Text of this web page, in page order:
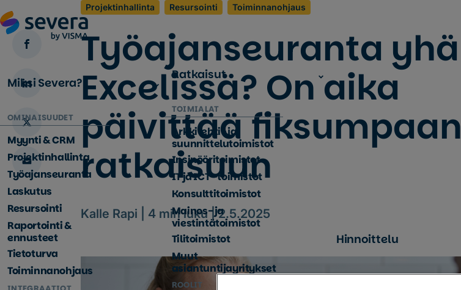
Miksi Severa?
OMINAISUUDET
Myynti & CRM
Projektinhallinta
Työajanseuranta
Laskutus
Resursointi
Raportointi &
ennusteet
Tietoturva
Toiminnanohjaus
Ratkaisut
TOIMIALAT
Arkkitehti- ja
suunnittelutoimistot
Insinööritoimistot
IT ja ICT -toimistot
Konsulttitoimistot
Mainos- ja
viestintätoimistot
Tilitoimistot
Muut
asiantuntijayritykset
ROOLIT
Hinnoittelu
Projektinhallinta Resursointi Toiminnanohjaus
Työajanseuranta yhä
Excelissä? On aika
päivittää fiksumpaan
ratkaisuun
Kalle Rapi | 4 min luku |2.5.2025